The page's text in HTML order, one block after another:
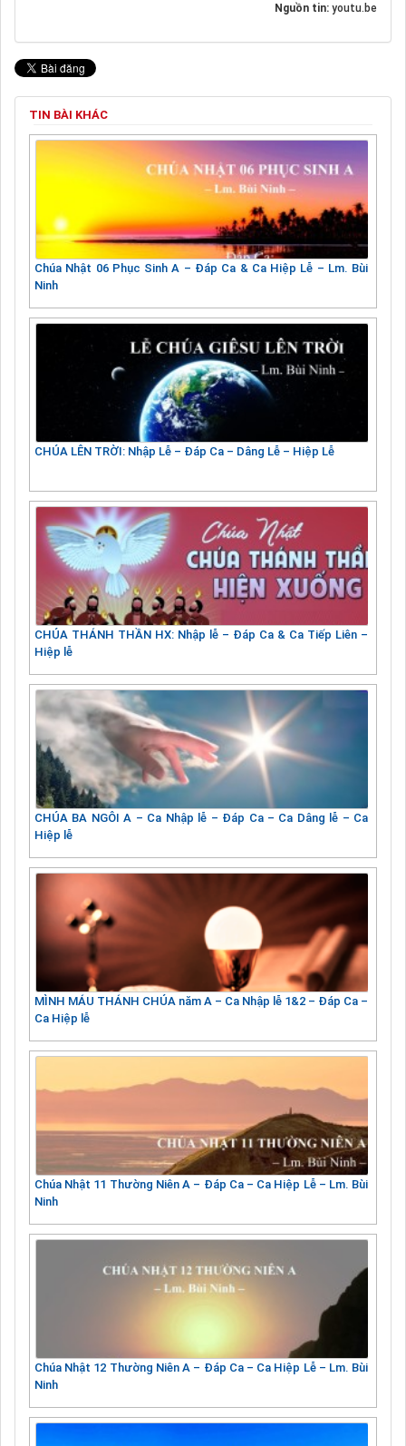
Nguồn tin: youtu.be
TIN BÀI KHÁC
Chúa Nhật 06 Phục Sinh A – Đáp Ca & Ca Hiệp Lễ – Lm. Bùi
Ninh
CHÚA LÊN TRỜI: Nhập Lễ – Đáp Ca – Dâng Lễ – Hiệp Lễ
CHÚA THÁNH THẦN HX: Nhập lễ – Đáp Ca & Ca Tiếp Liên –
Hiệp lễ
CHÚA BA NGÔI A – Ca Nhập lễ – Đáp Ca – Ca Dâng lễ – Ca
Hiệp lễ
MÌNH MÁU THÁNH CHÚA năm A – Ca Nhập lễ 1&2 – Đáp Ca –
Ca Hiệp lễ
Chúa Nhật 11 Thường Niên A – Đáp Ca – Ca Hiệp Lễ – Lm. Bùi
Ninh
Chúa Nhật 12 Thường Niên A – Đáp Ca – Ca Hiệp Lễ – Lm. Bùi
Ninh